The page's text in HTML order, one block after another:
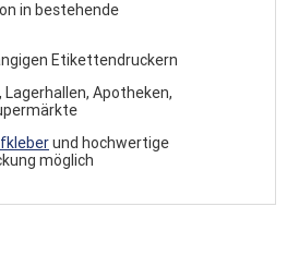
in bestehende
Etikettendruckern
Lagerhallen, Apotheken,
und hochwertige
möglich